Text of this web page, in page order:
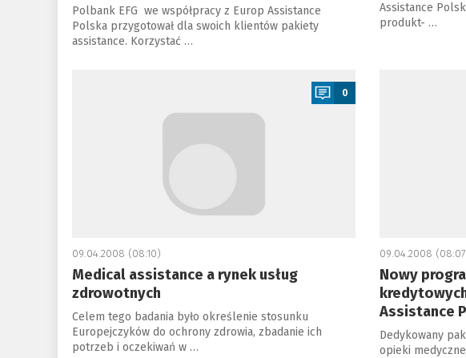
Polbank EFG we współpracy z Europ Assistance
Polska przygotował dla swoich klientów pakiety
assistance. Korzystać …
Assistance
produkt- …
0
09.04.2008 (08:10)
Medical assistance a rynek usług
zdrowotnych
Celem tego badania było określenie stosunku
Europejczyków do ochrony zdrowia, zbadanie ich
potrzeb i oczekiwań w …
09.04.2008
Nowy
Assistance
Dedykowany
opieki